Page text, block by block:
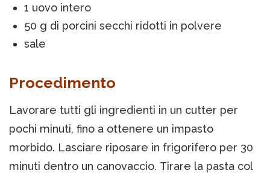
1 uovo intero
50 g di porcini secchi ridotti in polvere
sale
Procedimento
Lavorare tutti gli ingredienti in un cutter per
pochi minuti, fino a ottenere un impasto
morbido. Lasciare riposare in frigorifero per 30
minuti dentro un canovaccio. Tirare la pasta col